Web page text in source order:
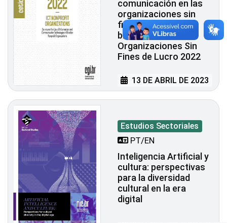
comunicación en las
organizaciones sin
fines de lucro
brasileñas - TIC
Organizaciones Sin
Fines de Lucro 2022
13 DE ABRIL DE 2023
Estudios Sectoriales
PT/EN
Inteligencia Artificial y
cultura: perspectivas
para la diversidad
cultural en la era
digital